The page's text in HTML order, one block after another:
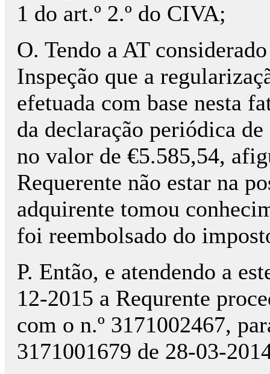
1 do art.º 2.º do CIVA;
O. Tendo a AT
Inspeção que a
efetuada com base nesta
da declaração periódica
no valor de €5.585,54,
Requerente não estar na
adquirente tomou
foi reembolsado do
P. Então, e atendendo a
12-2015 a Requrente
com o n.º 3171002467,
3171001679 de 28-03-